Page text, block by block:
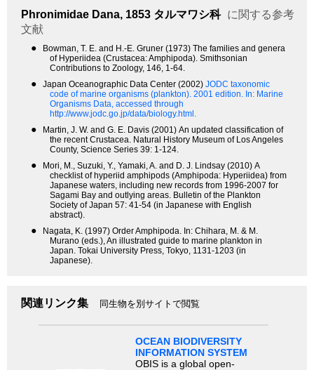
Phronimidae Dana, 1853 タルマワシ科 に関する参考
文献
●
Bowman, T. E. and H.-E. Gruner (1973) The families and genera
of Hyperiidea (Crustacea: Amphipoda). Smithsonian
Contributions to Zoology, 146, 1-64.
● Japan Oceanographic Data Center (2002) JODC taxonomic
code of marine organisms (plankton). 2001 edition. In: Marine
Organisms Data, accessed through
http://www.jodc.go.jp/data/biology.html.
●
Martin, J. W. and G. E. Davis (2001) An updated classification of
the recent Crustacea. Natural History Museum of Los Angeles
County, Science Series 39: 1-124.
●
Mori, M., Suzuki, Y., Yamaki, A. and D. J. Lindsay (2010) A
checklist of hyperiid amphipods (Amphipoda: Hyperiidea) from
Japanese waters, including new records from 1996-2007 for
Sagami Bay and outlying areas. Bulletin of the Plankton
Society of Japan 57: 41-54 (in Japanese with English
abstract).
●
Nagata, K. (1997) Order Amphipoda. In: Chihara, M. & M.
Murano (eds.), An illustrated guide to marine plankton in
Japan. Tokai University Press, Tokyo, 1131-1203 (in
Japanese).
関連リンク集 同生物を別サイトで閲覧
OCEAN BIODIVERSITY
INFORMATION SYSTEM
OBIS is a global open-